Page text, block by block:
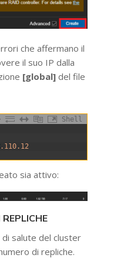
che affermano il
il suo IP dalla
[global]del file
Shell
sia attivo:
salute del cluster
di repliche.